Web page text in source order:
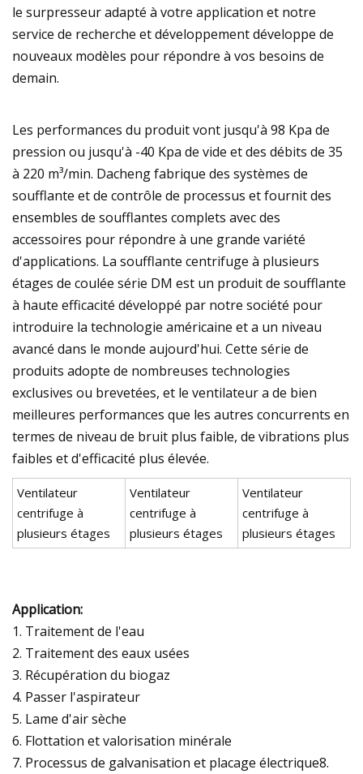
le surpresseur adapté à votre application et notre
service de recherche et développement développe de
nouveaux modèles pour répondre à vos besoins de
demain.
Les performances du produit vont jusqu'à 98 Kpa de
pression ou jusqu'à -40 Kpa de vide et des débits de 35
à 220 m³/min. Dacheng fabrique des systèmes de
soufflante et de contrôle de processus et fournit des
ensembles de soufflantes complets avec des
accessoires pour répondre à une grande variété
d'applications. La soufflante centrifuge à plusieurs
étages de coulée série DM est un produit de soufflante
à haute efficacité développé par notre société pour
introduire la technologie américaine et a un niveau
avancé dans le monde aujourd'hui. Cette série de
produits adopte de nombreuses technologies
exclusives ou brevetées, et le ventilateur a de bien
meilleures performances que les autres concurrents en
termes de niveau de bruit plus faible, de vibrations plus
faibles et d'efficacité plus élevée.
Ventilateur
centrifuge à
plusieurs étages
Ventilateur
centrifuge à
plusieurs étages
Ventilateur
centrifuge à
plusieurs étages
Application:
1. Traitement de l'eau
2. Traitement des eaux usées
3. Récupération du biogaz
4. Passer l'aspirateur
5. Lame d'air sèche
6. Flottation et valorisation minérale
7. Processus de galvanisation et placage électrique8.